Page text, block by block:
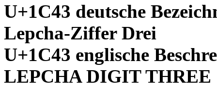
U+1C43 deutsche
Lepcha-Ziffer Drei
U+1C43 englische
LEPCHA DIGIT THREE